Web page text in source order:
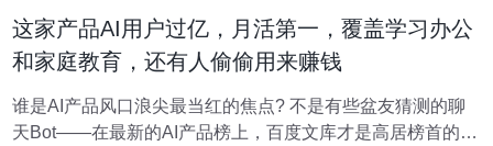
这家产品AI用户过亿，月活第一，覆盖学习办公
和家庭教育，还有人偷偷用来赚钱
谁是AI产品风口浪尖最当红的焦点? 不是有些盆友猜测的聊
天Bot——在最新的AI产品榜上，百度文库才是高居榜首的那